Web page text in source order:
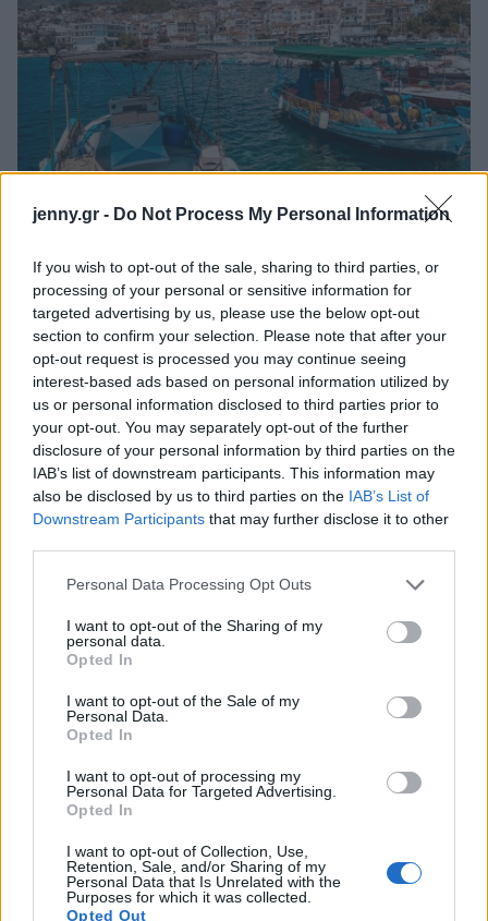
jenny.gr - Do Not Process My Personal Information
If you wish to opt-out of the sale, sharing to third parties, or
processing of your personal or sensitive information for
targeted advertising by us, please use the below opt-out
section to confirm your selection. Please note that after your
opt-out request is processed you may continue seeing
interest-based ads based on personal information utilized by
us or personal information disclosed to third parties prior to
your opt-out. You may separately opt-out of the further
disclosure of your personal information by third parties on the
IAB’s list of downstream participants. This information may
also be disclosed by us to third parties on the IAB’s List of
Downstream Participants that may further disclose it to other
Please note that this website/app uses one or more Google
not limited to your visit or usage behaviour. You may click to
grant or deny consent to Google and its third-party tags to
use your data for below specified purposes in below Google
consent section.
Personal Data Processing Opt Outs
I want to opt-out of the Sharing of my
personal data.
Opted In
I want to opt-out of the Sale of my
Personal Data.
Opted In
I want to opt-out of processing my
Personal Data for Targeted Advertising.
Opted In
I want to opt-out of Collection, Use,
Retention, Sale, and/or Sharing of my
Personal Data that Is Unrelated with the
Purposes for which it was collected.
Opted Out
TRAVEL
5 νησιά που μπορείς να κλείσεις τώρα διακοπές και
να πας τον Αύγουστο - Ευτυχώς, ο μαζικός
τουρισμός δεν τα προτιμά
STYLING TIPS
Τα jorts είναι (ξανά) η πιο ευέλικτη και cool
επιλογή του καλοκαιριού: 10 looks για να
αντιγράψεις